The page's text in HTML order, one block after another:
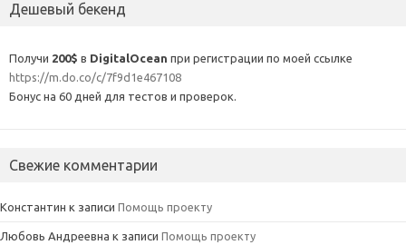
Дешевый бекенд
Получи 200$ в DigitalOcean при регистрации по моей ссылке
https://m.do.co/c/7f9d1e467108
Бонус на 60 дней для тестов и проверок.
Свежие комментарии
Константин к записи Помощь проекту
Любовь Андреевна к записи Помощь проекту